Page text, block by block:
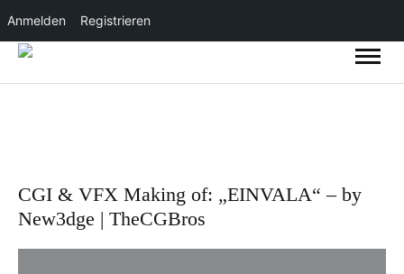
Anmelden Registrieren
CGI & VFX Making of: „EINVALA“ – by
New3dge | TheCGBros